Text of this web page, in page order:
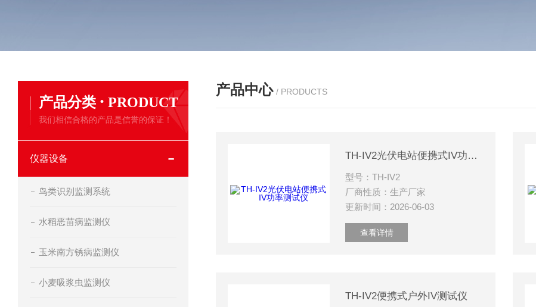
产品分类 · PRODUCT
我们相信合格的产品是信誉的保证！
仪器设备
鸟类识别监测系统
水稻恶苗病监测仪
玉米南方锈病监测仪
小麦吸浆虫监测仪
产品中心 / PRODUCTS
TH-IV2光伏电站便携式IV功率测试仪
型号：TH-IV2
厂商性质：生产厂家
更新时间：2026-06-03
查看详情
TH-IV2便携式户外IV测试仪